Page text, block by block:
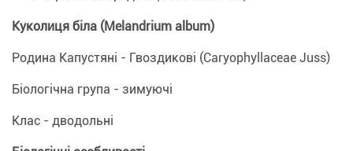
Куколиця біла (Melandrium album)
Родина Капустяні - Гвоздикові (Caryophyllaceae Juss)
Біологічна група - зимуючі
Клас - дводольні